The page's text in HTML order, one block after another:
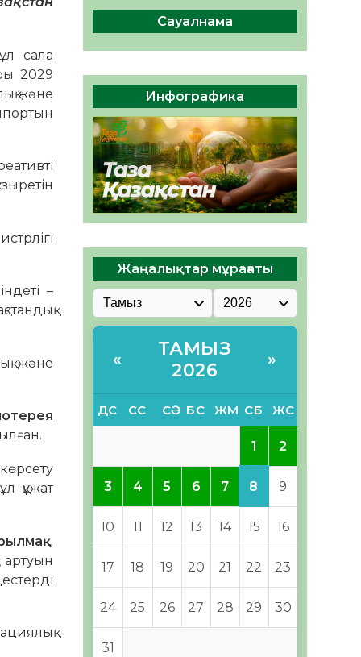
сала
2029
және
–
және
құжат
.
артуын
Руслан Рүстемұлы облыс
әкімінің кеңесшісі болып
тағайындалды
05.08.2026
44 0
Сауалнама
Инфографика
Жаңалықтар мұрағаты
«
ТАМЫЗ
2026
»
ДС СС СӘ БС ЖМ СБ ЖС
1 2
3 4 5 6 7 8 9
10 11 12 13 14 15 16
17 18 19 20 21 22 23
24 25 26 27 28 29 30
31